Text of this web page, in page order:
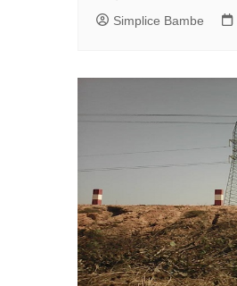
Simplice Bambe